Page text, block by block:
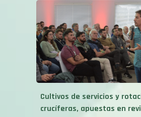
Cultivos de servicios y
crucíferas, apuestas en